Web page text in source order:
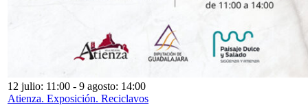
12 julio: 11:00 - 9 agosto: 14:00
Atienza. Exposición. Reciclavos